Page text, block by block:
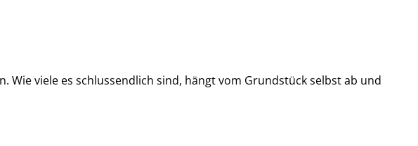
Wie viele es schlussendlich sind, hängt vom Grundstück selbst ab und